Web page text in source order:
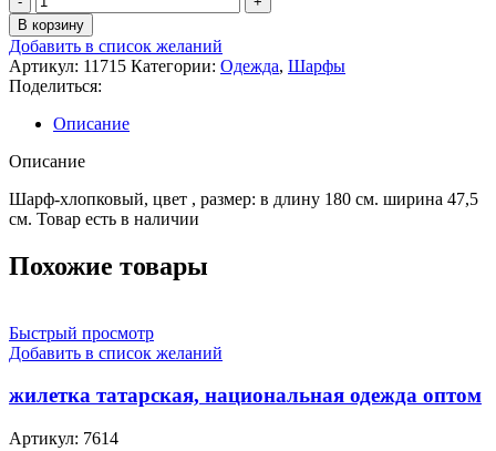
товара
шарф-
хлопковый,
цвет
В корзину
Добавить в список желаний
Артикул: 11715 Категории: Одежда, Шарфы
Поделиться:
Описание
Описание
Шарф-хлопковый, цвет , размер: в длину 180 см. ширина 47,5
см. Товар есть в наличии
Похожие товары
Быстрый просмотр
Добавить в список желаний
жилетка татарская, национальная одежда оптом
Артикул: 7614